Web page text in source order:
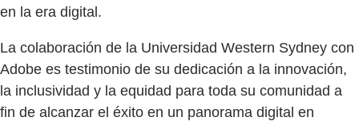
en la era digital.
La colaboración de la Universidad Western Sydney con
Adobe es testimonio de su dedicación a la innovación,
la inclusividad y la equidad para toda su comunidad a
fin de alcanzar el éxito en un panorama digital en